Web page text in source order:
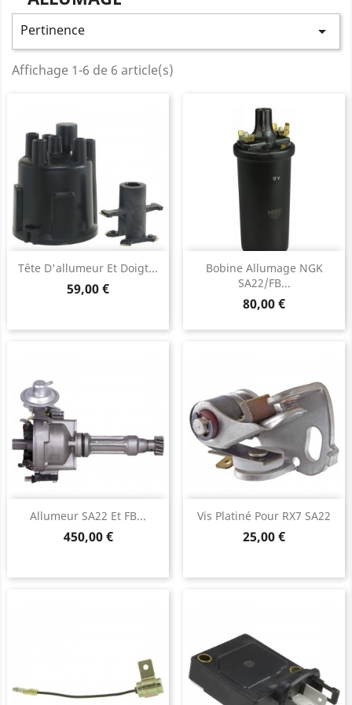
Pertinence 
Affichage 1-6 de 6 article(s)
Tête D'allumeur Et Doigt...
Prix
59,00 €
Bobine Allumage NGK
SA22/FB...
Prix
80,00 €
Allumeur SA22 Et FB...
Prix
450,00 €
Vis Platiné Pour RX7 SA22
Prix
25,00 €